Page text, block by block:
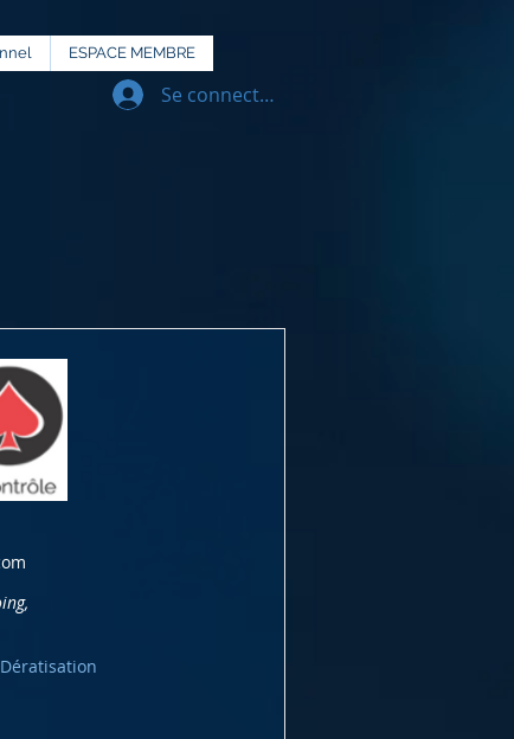
ESPACE MEMBRE
Se connecter